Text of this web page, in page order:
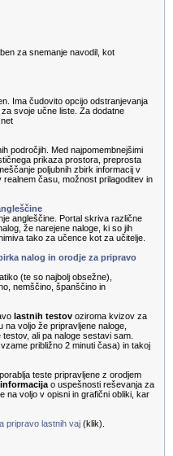
za snemanje navodil, kot
Ima čudovito opcijo odstranjevanja
svoje učne liste. Za dodatne
področjih. Med najpomembnejšimi
prikaza prostora, preprosta
poljubnih zbirk informacij v
času, možnost prilagoditev in
angleščine. Portal skriva različne
že narejene naloge, ki so jih
tako za učence kot za učitelje.
nalog in orodje za pripravo
(te so najbolj obsežne),
nemščino, španščino in
lastnih testov oziroma kvizov za
na voljo že pripravljene naloge,
ali pa naloge sestavi sam.
približno 2 minuti časa) in takoj
teste pripravljene z orodjem
o uspešnosti reševanja za
na voljo v opisni in grafični obliki, kar
pripravo lastnih vaj (klik).